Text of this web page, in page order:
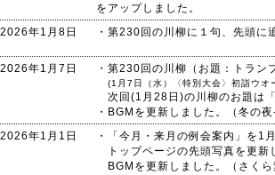
をアップしました。
2026年1月8日
・第230回の川柳に１句、先頭に
2026年1月7日 ・第230回の川柳（お題：トラン
(1月7日（水）〈特別大会〉初詣ウオ
次回(1月28日)の川柳のお題は「
・BGMを更新しました。（冬の夜
2026年1月1日
・「今月・来月の例会案内」を1
トップページの先頭写真を更新
BGMを更新しました。（さくら